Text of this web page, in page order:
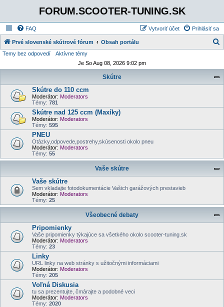
FORUM.SCOOTER-TUNING.SK
FAQ Prihlásiť sa
Vytvoriť účet
Prvé slovenské skútrové fórum Obsah portálu
Temy bez odpovedí
Aktívne témy
Je So Aug 08, 2026 9:02 pm
Skútre
Skútre do 110 ccm
Moderátor: Moderators
Témy: 781
Skútre nad 125 ccm (Maxíky)
Moderátor: Moderators
Témy: 595
PNEU
Otázky,odpovede,postrehy,skúsenosti okolo pneu
Moderátor: Moderators
Témy: 55
Vaše skútre
Vaše skútre
Sem vkladajte fotodokumentácie Vašich garážových prestavieb
Moderátor: Moderators
Témy: 25
Všeobecné debaty
Pripomienky
Vaše pripomienky týkajúce sa všetkého okolo scooter-tuning.sk
Moderátor: Moderators
Témy: 23
Linky
URL linky na web stránky s užitočnými informáciami
Moderátor: Moderators
Témy: 205
Voľná Diskusia
tu sa prezentujte, čmárajte a podobné veci
Moderátor: Moderators
Témy: 2020